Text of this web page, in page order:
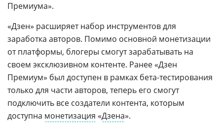
Премиума».
«Дзен» расширяет набор инструментов для
заработка авторов. Помимо основной монетизации
от платформы, блогеры смогут зарабатывать на
своем эксклюзивном контенте. Ранее «Дзен
Премиум» был доступен в рамках бета-тестирования
только для части авторов, теперь его смогут
подключить все создатели контента, которым
доступна монетизация «Дзена».